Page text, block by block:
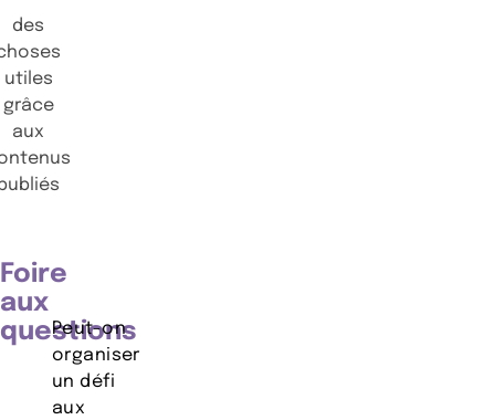
des
utiles
grâce
aux
Foire
aux
questions
Peut-on
organiser
un défi
aux